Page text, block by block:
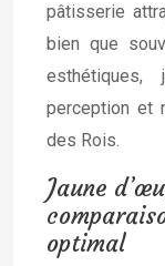
pâtisserie
bien que
perception et
des Rois.
Jaune
optimal